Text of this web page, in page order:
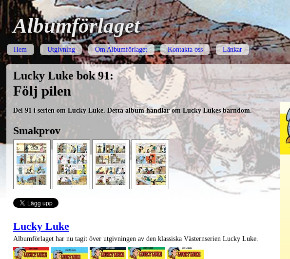
Albumförlaget
Hem Utgivning Om Albumförlaget Kontakta oss Länkar
Lucky Luke bok 91:
Följ pilen
Del 91 i serien om Lucky Luke. Detta album handlar om Lucky Lukes barndom.
Smakprov
Lucky Luke
Albumförlaget har nu tagit över utgivningen av den klassiska Västernserien Lucky Luke.